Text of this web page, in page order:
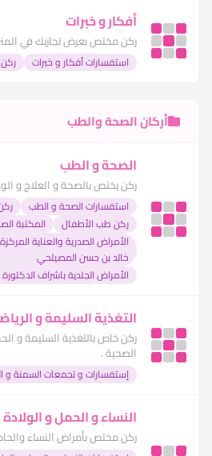
أفكار و خبرات
ركن مختص بعرض تجاربك في
استفسارات أفكار و خبرات ركن
أركان الصحة والطب
الصحة و الطب
ركن يختص بالصحة و العلاج و
استفسارات الصحة و الطب
ركن طب الأطفال
المكتبة
الأمراض الصدرية والعناية
خالد بن حسن المصيلحي
الأمراض الجلدية باشراف
التغذية السليمة و
ركن خاص بالتغذية السليمة و
الصحية .
إستفسارات و تجمعات السمنة و
النساء و الحمل و الولادة
ركن مختص بأمراض النساء